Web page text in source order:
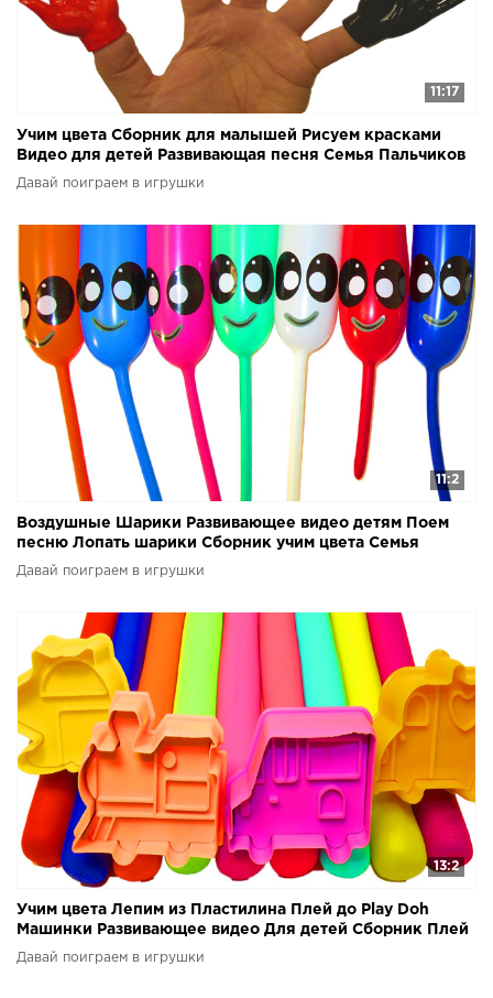
11:17
Учим цвета Сборник для малышей Рисуем красками
Видео для детей Развивающая песня Семья Пальчиков
Давай поиграем в игрушки
11:2
Воздушные Шарики Развивающее видео детям Поем
песню Лопать шарики Сборник учим цвета Семья
пальчиков
Давай поиграем в игрушки
13:2
Учим цвета Лепим из Пластилина Плей до Play Doh
Машинки Развивающее видео Для детей Сборник Плей
до
Давай поиграем в игрушки